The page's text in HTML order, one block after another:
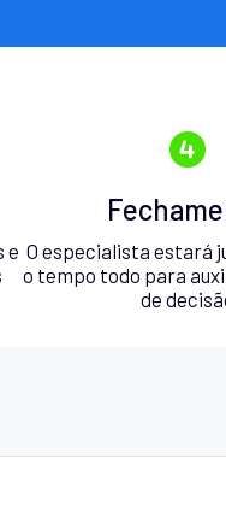
e O especialista estará
o tempo todo para
de